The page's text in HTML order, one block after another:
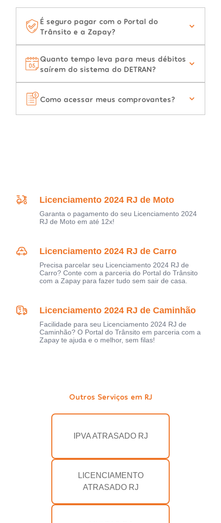
É seguro pagar com o Portal do
Trânsito e a Zapay?
Quanto tempo leva para meus débitos
saírem do sistema do DETRAN?
Como acessar meus comprovantes?
Licenciamento 2024 RJ de Moto
Garanta o pagamento do seu Licenciamento 2024
RJ de Moto em até 12x!
Licenciamento 2024 RJ de Carro
Precisa parcelar seu Licenciamento 2024 RJ de
Carro? Conte com a parceria do Portal do Trânsito
com a Zapay para fazer tudo sem sair de casa.
Licenciamento 2024 RJ de Caminhão
Facilidade para seu Licenciamento 2024 RJ de
Caminhão? O Portal do Trânsito em parceria com a
Zapay te ajuda e o melhor, sem filas!
Outros Serviços em RJ
IPVA ATRASADO RJ
LICENCIAMENTO
ATRASADO RJ